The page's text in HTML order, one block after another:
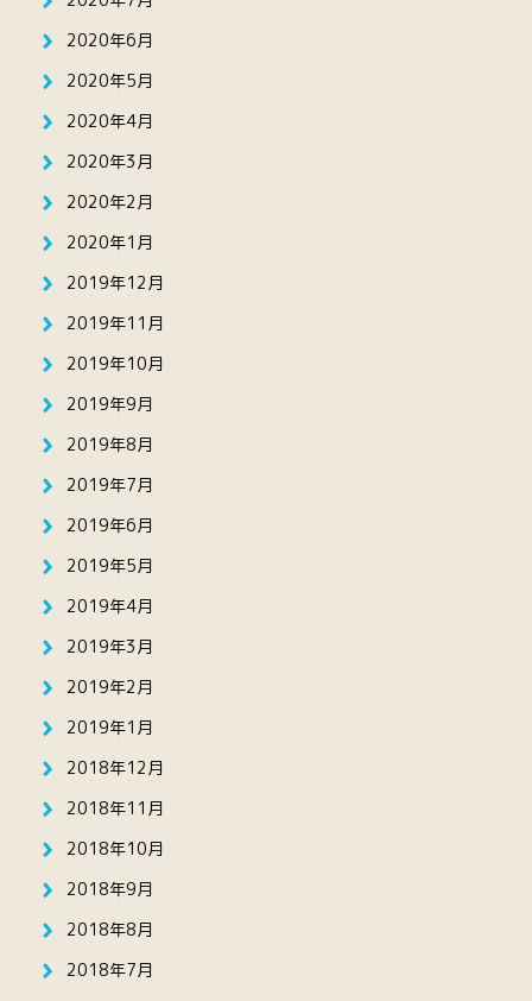
2020年6月
2020年5月
2020年4月
2020年3月
2020年2月
2020年1月
2019年12月
2019年11月
2019年10月
2019年9月
2019年8月
2019年7月
2019年6月
2019年5月
2019年4月
2019年3月
2019年2月
2019年1月
2018年12月
2018年11月
2018年10月
2018年9月
2018年8月
2018年7月